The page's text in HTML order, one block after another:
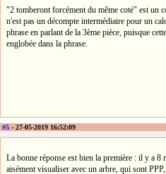
"2 tomberont forcément du même coté" est un
n'est pas un décompte intermédiaire pour un
phrase en parlant de la 3ème pièce, puisque
englobée dans la phrase.
#5 - 27-05-2019 16:52:09
La bonne réponse est bien la première : il y a 8
aisément visualiser avec un arbre, qui sont